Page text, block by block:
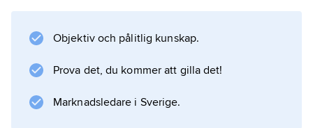
Sjukdomen omfattas av
till länsstyrelsen. Den motverkas genom att
friskt utsäde och resistenta sorter används.
Objektiv och pålitlig kunskap.
Prova det, du kommer att gilla det!
Marknadsledare i Sverige.